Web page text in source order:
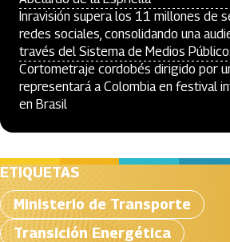
Inravisión supera los 11 millones de
redes sociales, consolidando una
través del Sistema de Medios
Cortometraje cordobés dirigido por
representará a Colombia en festival
en Brasil
ETIQUETAS
Ministerio de Transporte
Transición Energética